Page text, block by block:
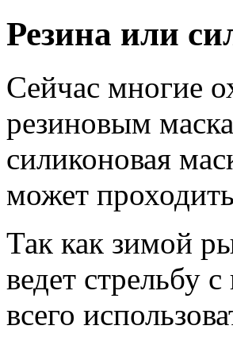
Резина или
Сейчас многие
резиновым
силиконовая
может
Так как зимой
ведет стрельбу
всего